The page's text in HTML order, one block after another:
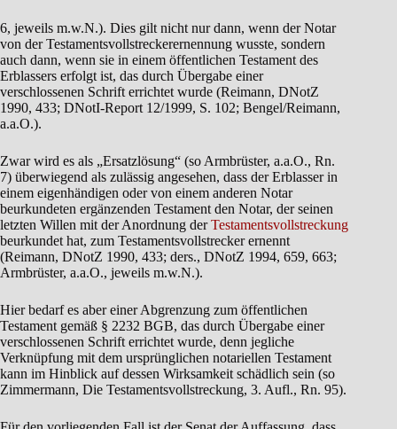
6, jeweils m.w.N.). Dies gilt nicht nur dann, wenn der Notar
von der Testamentsvollstreckerernennung wusste, sondern
auch dann, wenn sie in einem öffentlichen Testament des
Erblassers erfolgt ist, das durch Übergabe einer
verschlossenen Schrift errichtet wurde (Reimann, DNotZ
1990, 433; DNotI-Report 12/1999, S. 102; Bengel/Reimann,
a.a.O.).
Zwar wird es als „Ersatzlösung“ (so Armbrüster, a.a.O., Rn.
7) überwiegend als zulässig angesehen, dass der Erblasser in
einem eigenhändigen oder von einem anderen Notar
beurkundeten ergänzenden Testament den Notar, der seinen
letzten Willen mit der Anordnung derTestamentsvollstreckung
beurkundet hat, zum Testamentsvollstrecker ernennt
(Reimann, DNotZ 1990, 433; ders., DNotZ 1994, 659, 663;
Armbrüster, a.a.O., jeweils m.w.N.).
Hier bedarf es aber einer Abgrenzung zum öffentlichen
Testament gemäß § 2232 BGB, das durch Übergabe einer
verschlossenen Schrift errichtet wurde, denn jegliche
Verknüpfung mit dem ursprünglichen notariellen Testament
kann im Hinblick auf dessen Wirksamkeit schädlich sein (so
Zimmermann, Die Testamentsvollstreckung, 3. Aufl., Rn. 95).